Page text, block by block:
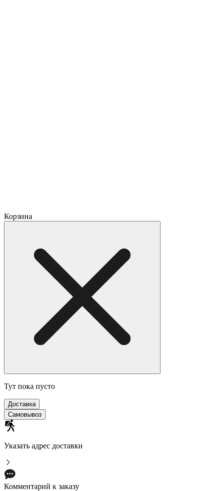
Корзина
Тут пока пусто
Доставка
Самовывоз
Указать адрес доставки
Комментарий к заказу